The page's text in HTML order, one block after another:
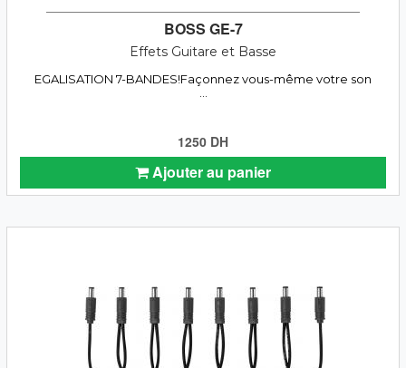
BOSS GE-7
Effets Guitare et Basse
EGALISATION 7-BANDES!Façonnez vous-même votre son
1250 DH
Ajouter au panier